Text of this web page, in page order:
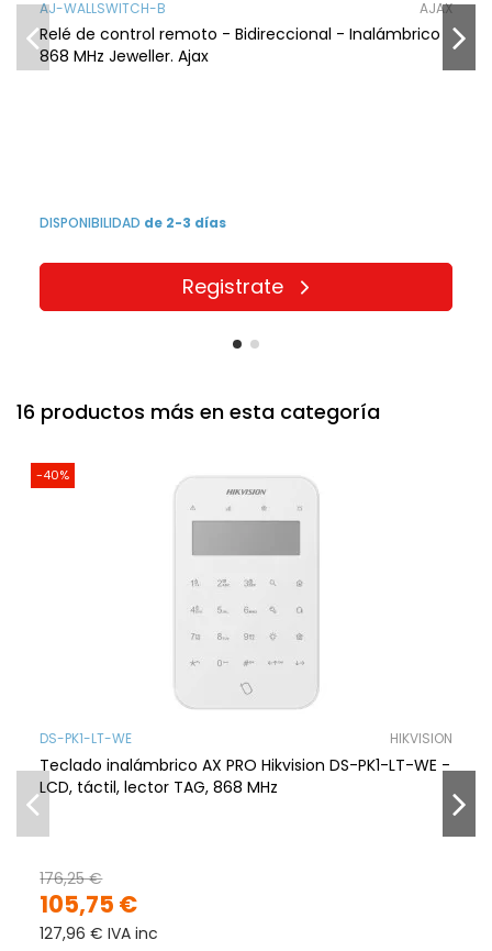
AJ-WALLSWITCH-B AJAX
Relé de control remoto - Bidireccional - Inalámbrico
868 MHz Jeweller. Ajax
DISPONIBILIDAD de 2-3 días
Registrate
16 productos más en esta categoría
-40%
DS-PK1-LT-WE HIKVISION
Teclado inalámbrico AX PRO Hikvision DS-PK1-LT-WE -
LCD, táctil, lector TAG, 868 MHz
105,75 €
176,25 €
127,96 € IVA inc